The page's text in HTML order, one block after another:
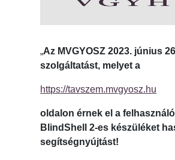
„Az MVGYOSZ 2023. június
szolgáltatást, melyet a
https://tavszem.mvgyosz.hu
oldalon érnek el a
BlindShell 2-es készüléket
segítségnyújtást!